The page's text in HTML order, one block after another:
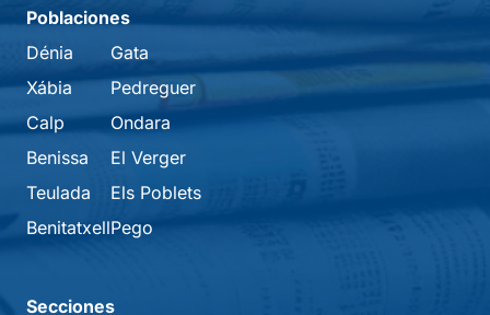
Poblaciones
Dénia
Xábia
Calp
Benissa
Teulada
Benitatxell
Gata
Pedreguer
Ondara
El Verger
Els Poblets
Pego
Secciones